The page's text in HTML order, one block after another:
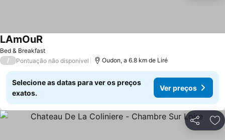
Bed & Breakfast
LAmOuRVer preços
/ Pontuação não disponível Oudon, a 6.8 km de Liré
Selecione as datas para ver os preços
exatos.
Ver preços
Partilhar